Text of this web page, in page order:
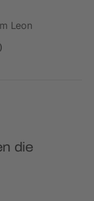
Leon
die